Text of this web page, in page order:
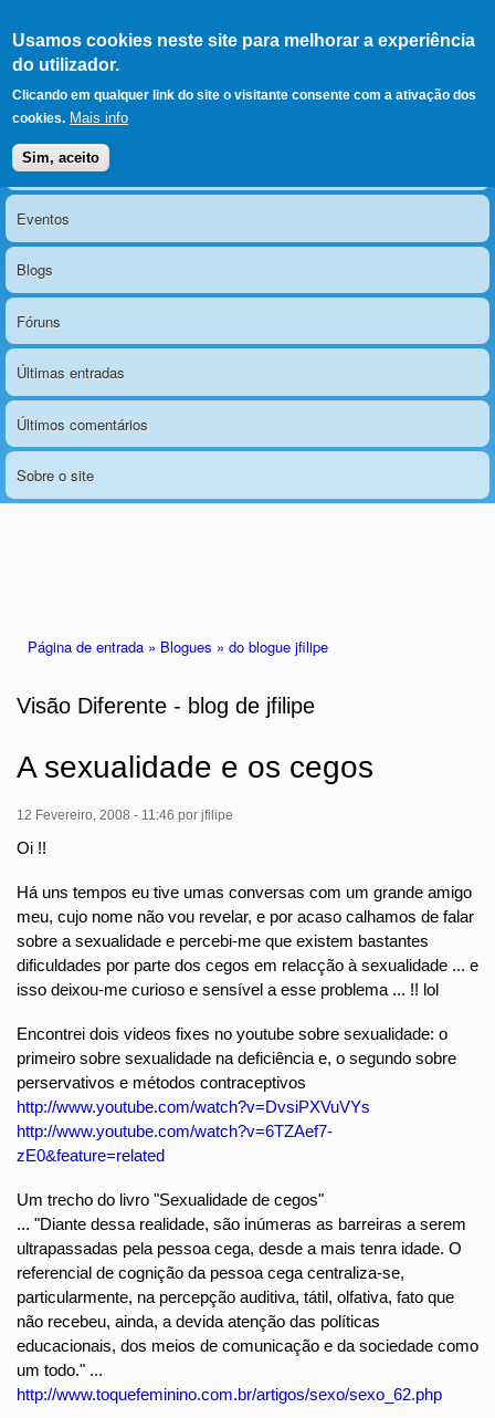
Usamos cookies neste site para melhorar a experiência
do utilizador.
Clicando em qualquer link do site o visitante consente com a ativação dos
cookies. Mais info
Sim, aceito
LERPARAVER , ir para a
página principal
O portal da visão diferente
Menu principal
Notícias
Eventos
Blogs
Fóruns
Últimas entradas
Últimos comentários
Sobre o site
Página de entrada » Blogues » do blogue jfilipe
Visão Diferente - blog de jfilipe
A sexualidade e os cegos
12 Fevereiro, 2008 - 11:46 por jfilipe
Oi !!
Há uns tempos eu tive umas conversas com um grande amigo
meu, cujo nome não vou revelar, e por acaso calhamos de falar
sobre a sexualidade e percebi-me que existem bastantes
dificuldades por parte dos cegos em relacção à sexualidade ... e
isso deixou-me curioso e sensível a esse problema ... !! lol
Encontrei dois videos fixes no youtube sobre sexualidade: o
primeiro sobre sexualidade na deficiência e, o segundo sobre
perservativos e métodos contraceptivos
http://www.youtube.com/watch?v=DvsiPXVuVYs
http://www.youtube.com/watch?v=6TZAef7-
zE0&feature=related
Um trecho do livro "Sexualidade de cegos"
... "Diante dessa realidade, são inúmeras as barreiras a serem
ultrapassadas pela pessoa cega, desde a mais tenra idade. O
referencial de cognição da pessoa cega centraliza-se,
particularmente, na percepção auditiva, tátil, olfativa, fato que
não recebeu, ainda, a devida atenção das políticas
educacionais, dos meios de comunicação e da sociedade como
um todo." ...
http://www.toquefeminino.com.br/artigos/sexo/sexo_62.php